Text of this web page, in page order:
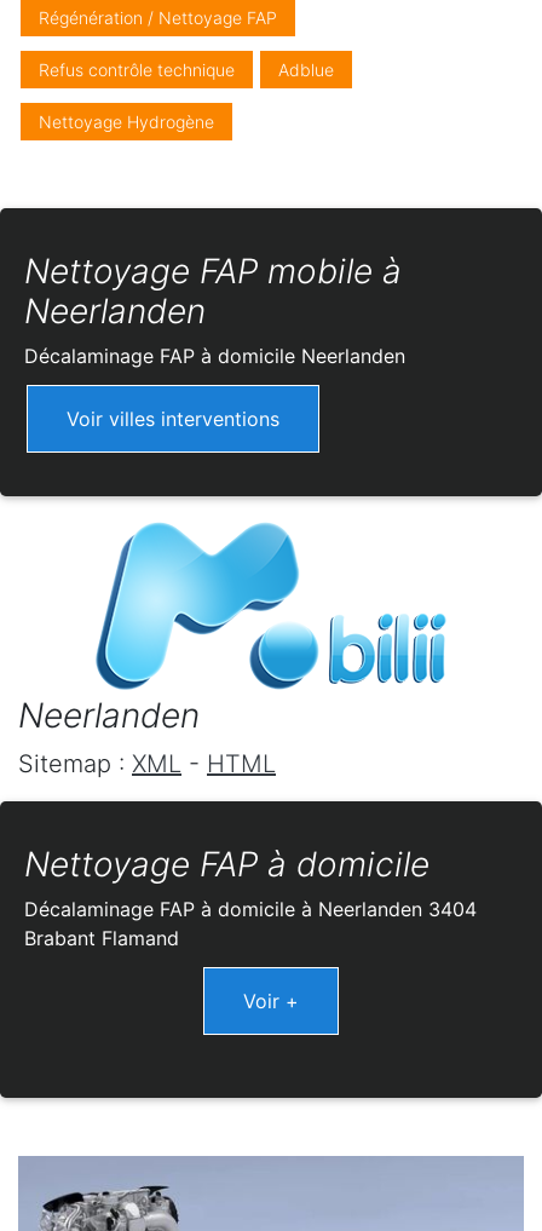
Régénération / Nettoyage FAP
Refus contrôle technique Adblue
Nettoyage Hydrogène
Nettoyage FAP mobile à
Neerlanden
Décalaminage FAP à domicile Neerlanden
Voir villes interventions
Neerlanden
Sitemap : XML - HTML
Nettoyage FAP à domicile
Décalaminage FAP à domicile à Neerlanden 3404
Brabant Flamand
Voir +